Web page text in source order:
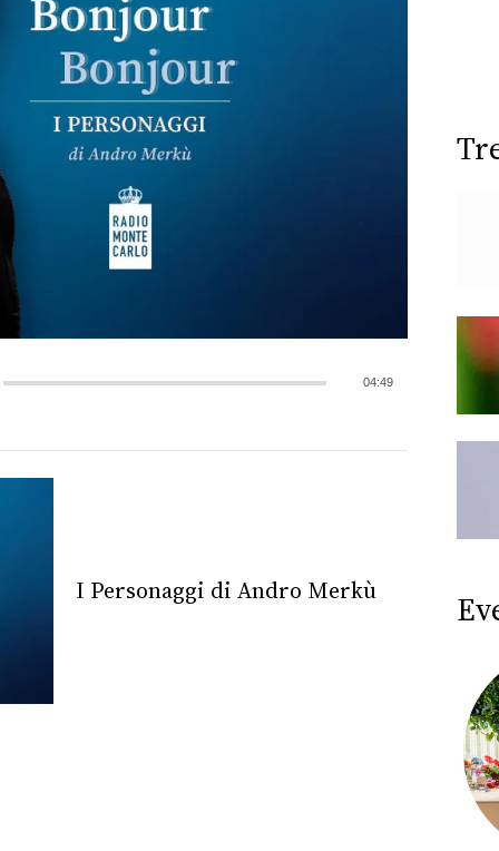
04:49
I Personaggi di Andro Merkù